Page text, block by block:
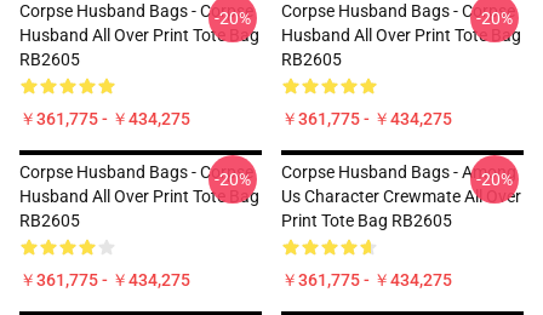
Corpse Husband Bags - Corpse
Husband All Over Print Tote Bag
RB2605
￥361,775 - ￥434,275
-20%
Corpse Husband Bags - Corpse
Husband All Over Print Tote Bag
RB2605
￥361,775 - ￥434,275
-20%
Corpse Husband Bags - Corpse
Husband All Over Print Tote Bag
RB2605
￥361,775 - ￥434,275
-20%
Corpse Husband Bags - Among
Us Character Crewmate All Over
Print Tote Bag RB2605
￥361,775 - ￥434,275
-20%